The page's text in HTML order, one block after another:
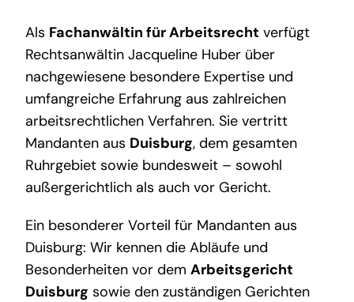
Als Fachanwältin für Arbeitsrecht verfügt
Rechtsanwältin Jacqueline Huber über
nachgewiesene besondere Expertise und
umfangreiche Erfahrung aus zahlreichen
arbeitsrechtlichen Verfahren. Sie vertritt
Mandanten aus Duisburg, dem gesamten
Ruhrgebiet sowie bundesweit – sowohl
außergerichtlich als auch vor Gericht.
Ein besonderer Vorteil für Mandanten aus
Duisburg: Wir kennen die Abläufe und
Besonderheiten vor dem Arbeitsgericht
Duisburg sowie den zuständigen Gerichten